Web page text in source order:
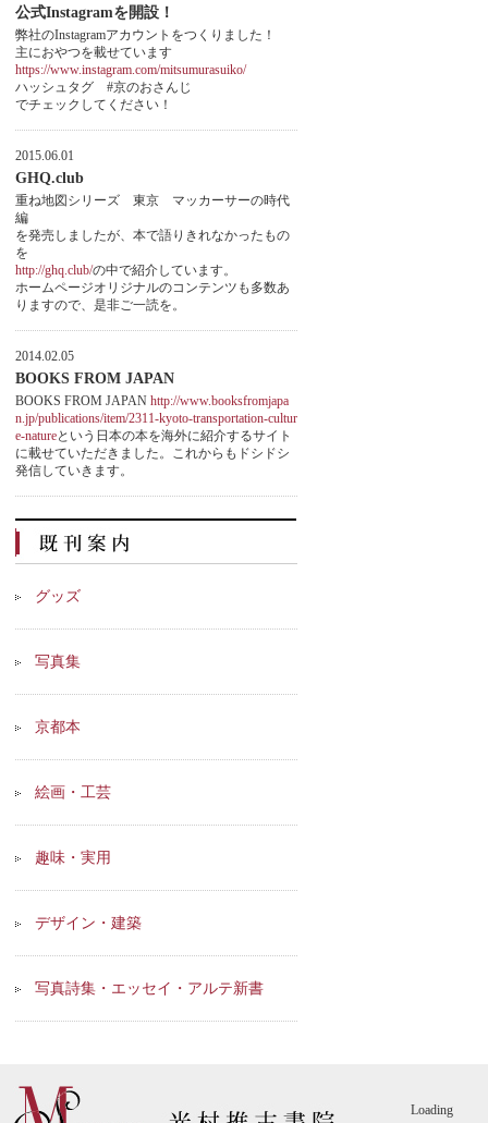
公式Instagramを開設！
弊社のInstagramアカウントをつくりました！
主におやつを載せています
https://www.instagram.com/mitsumurasuiko/
ハッシュタグ #京のおさんじ
でチェックしてください！
2015.06.01
GHQ.club
重ね地図シリーズ 東京 マッカーサーの時代
編
を発売しましたが、本で語りきれなかったもの
を
http://ghq.club/の中で紹介しています。
ホームページオリジナルのコンテンツも多数あ
りますので、是非ご一読を。
2014.02.05
BOOKS FROM JAPAN
BOOKS FROM JAPAN http://www.booksfromjapa
n.jp/publications/item/2311-kyoto-transportation-cultur
e-natureという日本の本を海外に紹介するサイト
に載せていただきました。これからもドシドシ
発信していきます。
グッズ
写真集
京都本
絵画・工芸
趣味・実用
デザイン・建築
写真詩集・エッセイ・アルテ新書
Loading